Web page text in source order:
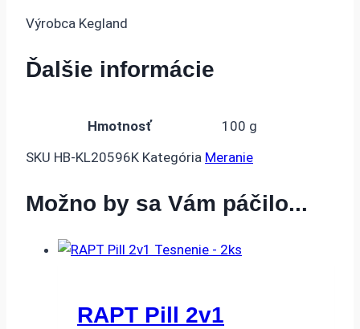
Výrobca Kegland
Ďalšie informácie
Hmotnosť
100 g
SKU HB-KL20596K Kategória Meranie
Možno by sa Vám páčilo...
RAPT Pill 2v1